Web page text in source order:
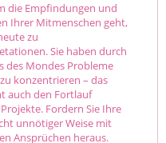
die Empfindungen und
Ihrer Mitmenschen geht,
zu
Sie haben durch
des Mondes Probleme
konzentrieren – das
auch den Fortlauf
Fordern Sie Ihre
unnötiger Weise mit
Ansprüchen heraus.